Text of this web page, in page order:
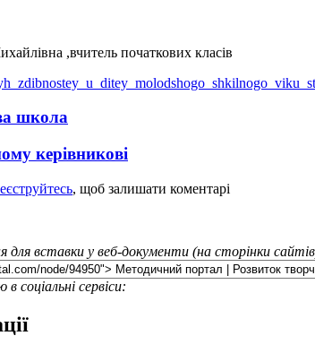
,вчитель початкових класів
школа
керівникові
, щоб залишати коментарі
для вставки у веб-документи (на сторінки
соціальні сервіси: